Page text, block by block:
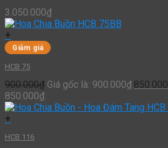
3.050.000₫
+
Giảm giá
HCB 75
900.000₫ Giá gốc là: 900.000₫.850.000
850.000₫.
+
HCB 116